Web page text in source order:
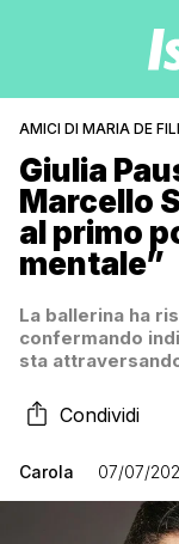
AMICI DI MARIA DE
Giulia
Marcello
al primo
mentale”
La ballerina ha
confermando
sta
Condividi
Carola 07/07/